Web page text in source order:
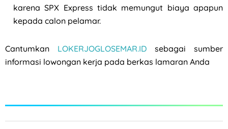
karena SPX Express tidak memungut biaya apapun
kepada calon pelamar.
Cantumkan LOKERJOGLOSEMAR.ID sebagai sumber
informasi lowongan kerja pada berkas lamaran Anda